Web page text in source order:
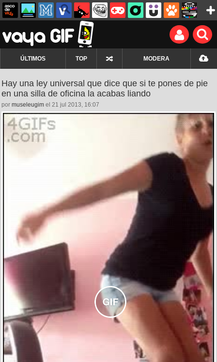
ÚLTIMOS TOP MODERA
Hay una ley universal que dice que si te pones de pie
en una silla de oficina la acabas liando
por museleugim el 21 jul 2013, 16:07